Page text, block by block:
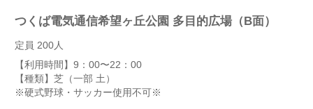
つくば電気通信希望ヶ丘公園 多目的広場（B面）
定員 200人
【利用時間】9：00〜22：00
【種類】芝（一部 土）
※硬式野球・サッカー使用不可※